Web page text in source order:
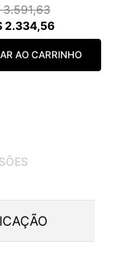
3.591,63
2.334,56
AO CARRINHO